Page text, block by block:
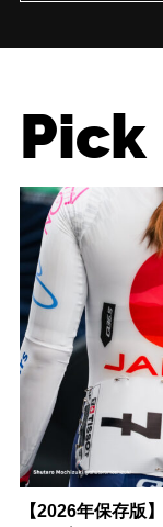
Pick
【2026年保存版